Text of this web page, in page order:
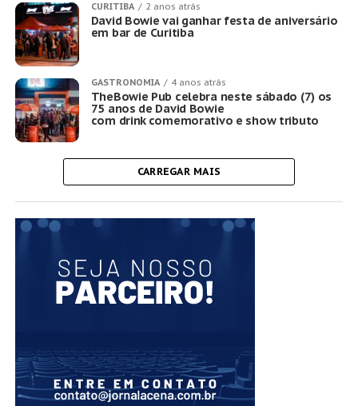
CURITIBA 2 anos atrás
David Bowie vai ganhar festa de aniversário
em bar de Curitiba
GASTRONOMIA 4 anos atrás
TheBowie Pub celebra neste sábado (7) os
75 anos de David Bowie
com drink comemorativo e show tributo
CARREGAR MAIS